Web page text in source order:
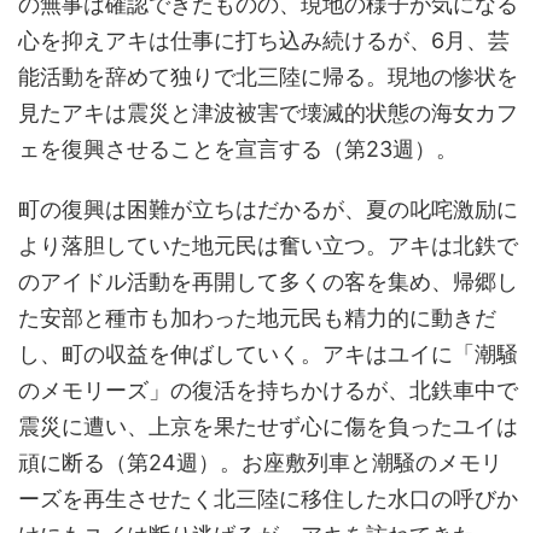
心を抑えアキは仕事に打ち込み続けるが、6月、芸
能活動を辞めて独りで北三陸に帰る。現地の惨状を
見たアキは震災と津波被害で壊滅的状態の海女カフ
ェを復興させることを宣言する（第23週）。
町の復興は困難が立ちはだかるが、夏の叱咤激励に
より落胆していた地元民は奮い立つ。アキは北鉄で
のアイドル活動を再開して多くの客を集め、帰郷し
た安部と種市も加わった地元民も精力的に動きだ
し、町の収益を伸ばしていく。アキはユイに「潮騒
のメモリーズ」の復活を持ちかけるが、北鉄車中で
震災に遭い、上京を果たせず心に傷を負ったユイは
頑に断る（第24週）。お座敷列車と潮騒のメモリ
ーズを再生させたく北三陸に移住した水口の呼びか